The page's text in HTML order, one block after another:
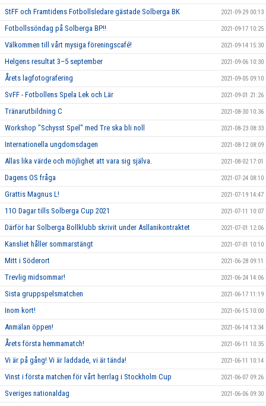
StFF och Framtidens Fotbollsledare gästade Solberga BK 2021-09-29 00:13
Fotbollssöndag på Solberga BP!! 2021-09-17 10:25
Välkommen till vårt mysiga föreningscafé! 2021-09-14 15:30
Helgens resultat 3–5 september 2021-09-06 10:30
Årets lagfotografering 2021-09-05 09:10
SvFF - Fotbollens Spela Lek och Lär 2021-09-01 21:26
Tränarutbildning C 2021-08-30 10:36
Workshop "Schysst Spel" med Tre ska bli noll 2021-08-23 08:33
Internationella ungdomsdagen 2021-08-12 08:09
Allas lika värde och möjlighet att vara sig själva. 2021-08-02 17:01
Dagens OS fråga 2021-07-24 08:10
Grattis Magnus L! 2021-07-19 14:47
11O Dagar tills Solberga Cup 2021 2021-07-11 10:07
Därför har Solberga Bollklubb skrivit under Asllanikontraktet 2021-07-01 12:06
Kansliet håller sommarstängt 2021-07-01 10:10
Mitt i Söderort 2021-06-28 09:11
Trevlig midsommar! 2021-06-24 14:06
Sista gruppspelsmatchen 2021-06-17 11:19
Inom kort! 2021-06-15 10:00
Anmälan öppen! 2021-06-14 13:34
Årets första hemmamatch! 2021-06-11 10:35
Vi är på gång! Vi är laddade, vi är tända! 2021-06-11 10:14
Vinst i första matchen för vårt herrlag i Stockholm Cup 2021-06-07 09:26
Sveriges nationaldag 2021-06-06 09:30